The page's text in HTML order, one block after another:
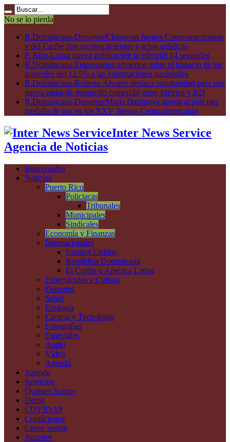
No se lo pierda
R.Dominicana-Deportes/Clausuran Juegos Centroamericanos
y del Caribe con reconocimientos y actos artísticos
P. Rico-Lanza nueva publicación la editorial 14 segundos
R.Dominicana-Empresarios advierten sobre el impacto de los
aranceles del 12.5% a las exportaciones nacionales
R.Dominicana-Roberto Álvarez destaca oportunidad para una
nueva etapa de desarrollo comercial entre México y RD
R.Dominicana-Deportes/María Dimitrova aporta al país otra
medalla de oro en los XXV Juegos Centroamericanos
Inter News Service
Agencia de Noticias
Bienvenidos
Noticias
Puerto Rico
Policiacas
Tribunales
Municipales
Sindicales
Economía y Finanzas
Internacionales
Estados Unidos
República Dominicana
El Caribe y América Latina
Espectáculos y Cultura
Deportes
Salud
Ecología
Ciencia y Tecnología
Fotografías
Especiales
Audio
Vídeo
Agenda
Agenda
Servicios
Quiénes Somos
Demo
COVID-19
Contáctenos
Cerrar sesión
Acceder